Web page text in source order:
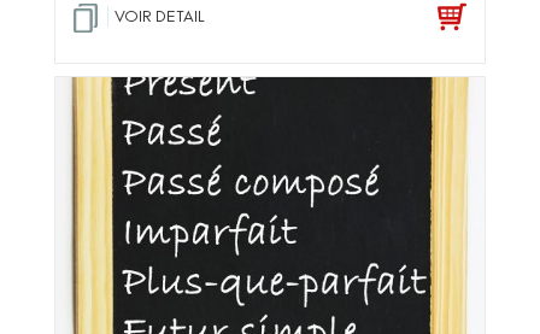
VOIR DETAIL